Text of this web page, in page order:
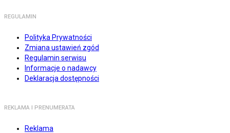
REGULAMIN
Polityka Prywatności
Zmiana ustawień zgód
Regulamin serwisu
Informacje o nadawcy
Deklaracja dostępności
REKLAMA I PRENUMERATA
Reklama